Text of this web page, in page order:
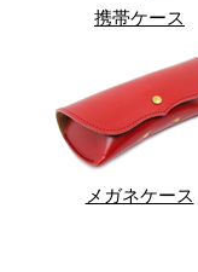
携帯ケース
メガネケース